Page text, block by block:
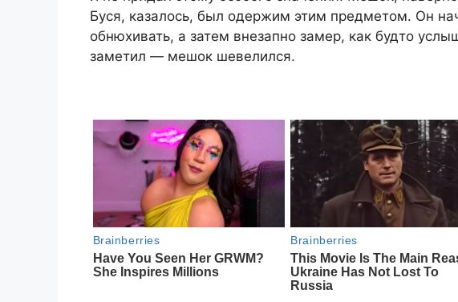
Буся, казалось, был одержим этим предметом. Он
обнюхивать, а затем внезапно замер, как будто
заметил — мешок шевелился.